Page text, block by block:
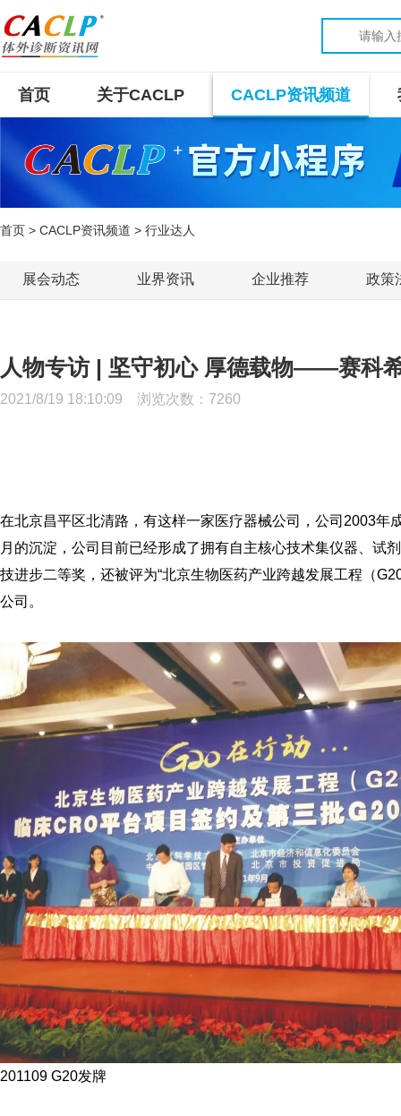
首页 关于CACLP CACLP资讯频道
首页 > CACLP资讯频道 > 行业达人
展会动态 业界资讯 企业推荐 政策
人物专访 | 坚守初心 厚德载物——赛科
2021/8/19 18:10:09 浏览次数： 7260
在北京昌平区北清路，有这样一家医疗器械公司，公司2003
月的沉淀，公司目前已经形成了拥有自主核心技术集仪器、试
技进步二等奖，还被评为“北京生物医药产业跨越发展工程（
公司。
201109 G20发牌